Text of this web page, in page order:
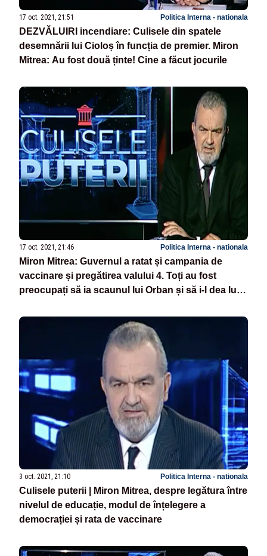
17 oct. 2021, 21:51 Politica Interna - nationala
DEZVĂLUIRI incendiare: Culisele din spatele
desemnării lui Cioloș în funcția de premier. Miron
Mitrea: Au fost două ținte! Cine a făcut jocurile
17 oct. 2021, 21:46 Politica Interna - nationala
Miron Mitrea: Guvernul a ratat și campania de
vaccinare și pregătirea valului 4. Toți au fost
preocupați să ia scaunul lui Orban și să i-l dea lui
3 oct. 2021, 21:10 Politica Interna - nationala
Culisele puterii | Miron Mitrea, despre legătura între
nivelul de educație, modul de înțelegere a
democrației și rata de vaccinare